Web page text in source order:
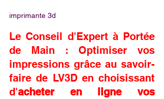
imprimante 3d
Le Conseil d'Expert à Portée
de Main : Optimiser vos
impressions grâce au savoir-
faire de LV3D en choisissant
d'acheter en ligne vos